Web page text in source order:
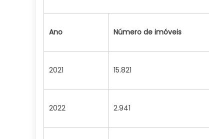
Ano Número de imóveis
2021 15.821
2022 2.941